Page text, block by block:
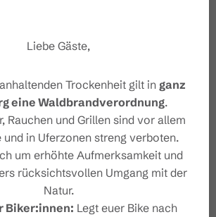
für Wandern
Liebe Gäste,
Trockenheit gilt in ganz
eine Waldbrandverordnung.
Rauchen und Grillen sind vor allem
und in Uferzonen streng verboten.
um erhöhte Aufmerksamkeit und
rücksichtsvollen Umgang mit der
Natur.
Biker:innen: Legt euer Bike nach